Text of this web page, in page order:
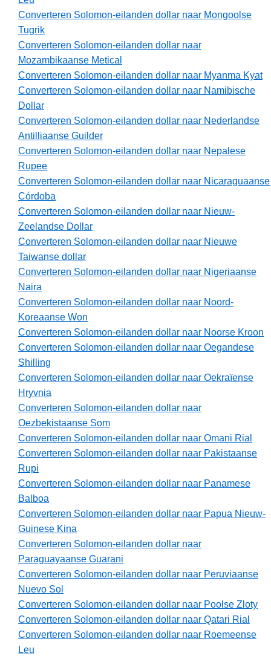
Converteren Solomon-eilanden dollar naar Mongoolse
Tugrik
Converteren Solomon-eilanden dollar naar
Mozambikaanse Metical
Converteren Solomon-eilanden dollar naar Myanma Kyat
Converteren Solomon-eilanden dollar naar Namibische
Dollar
Converteren Solomon-eilanden dollar naar Nederlandse
Antilliaanse Guilder
Converteren Solomon-eilanden dollar naar Nepalese
Rupee
Converteren Solomon-eilanden dollar naar Nicaraguaanse
Córdoba
Converteren Solomon-eilanden dollar naar Nieuw-
Zeelandse Dollar
Converteren Solomon-eilanden dollar naar Nieuwe
Taiwanse dollar
Converteren Solomon-eilanden dollar naar Nigeriaanse
Naira
Converteren Solomon-eilanden dollar naar Noord-
Koreaanse Won
Converteren Solomon-eilanden dollar naar Noorse Kroon
Converteren Solomon-eilanden dollar naar Oegandese
Shilling
Converteren Solomon-eilanden dollar naar Oekraïense
Hryvnia
Converteren Solomon-eilanden dollar naar
Oezbekistaanse Som
Converteren Solomon-eilanden dollar naar Omani Rial
Converteren Solomon-eilanden dollar naar Pakistaanse
Rupi
Converteren Solomon-eilanden dollar naar Panamese
Balboa
Converteren Solomon-eilanden dollar naar Papua Nieuw-
Guinese Kina
Converteren Solomon-eilanden dollar naar
Paraguayaanse Guarani
Converteren Solomon-eilanden dollar naar Peruviaanse
Nuevo Sol
Converteren Solomon-eilanden dollar naar Poolse Zloty
Converteren Solomon-eilanden dollar naar Qatari Rial
Converteren Solomon-eilanden dollar naar Roemeense
Leu